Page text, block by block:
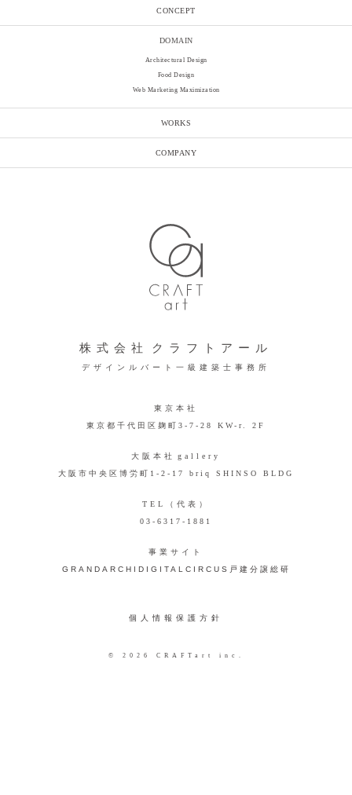
CONCEPT
DOMAIN
Architectural Design
Food Design
Web Marketing Maximization
WORKS
COMPANY
株式会社 クラフトアール
デザインルバート一級建築士事務所
東京本社
東京都千代田区麹町3-7-28 KW-r. 2F
大阪本社
gallery
大阪市中央区博労町1-2-17 briq SHINSO BLDG
TEL（代表）
03-6317-1881
事業サイト
GRANDARCHI DIGITALCIRCUS 戸建分譲総研
個人情報保護方針
© 2026 CRAFTart inc.